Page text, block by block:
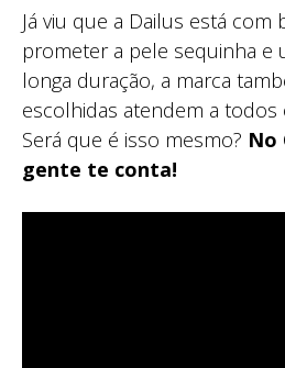
Já viu que a Dailus está com
prometer a pele sequinha e
longa duração, a marca
escolhidas atendem a
Será que é isso mesmo? No
gente te conta!